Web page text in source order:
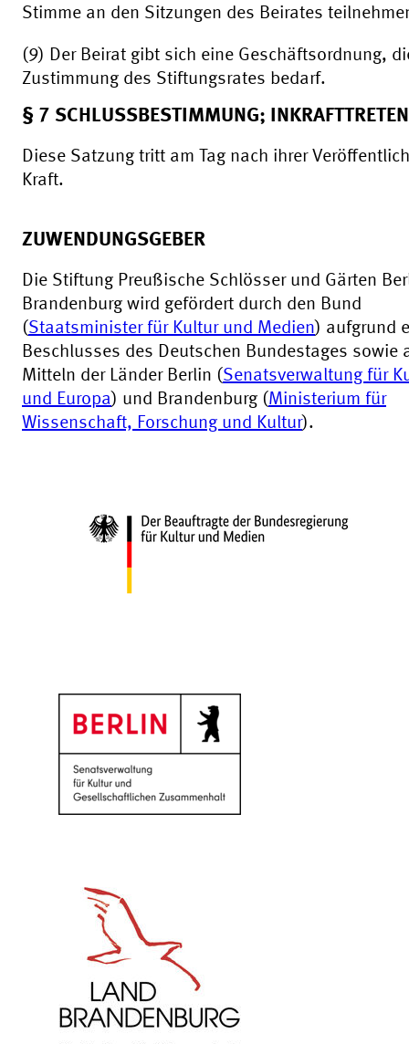
Stimme an den Sitzungen des Beirates
(9) Der Beirat gibt sich eine Geschäftsordnung,
Zustimmung des Stiftungsrates bedarf.
§ 7 SCHLUSSBESTIMMUNG; INKRAFTTRETEN
Diese Satzung tritt am Tag nach ihrer
Kraft.
ZUWENDUNGSGEBER
Die Stiftung Preußische Schlösser und Gärten
Brandenburg wird gefördert durch den Bund
(Staatsminister für Kultur und Medien) aufgrund
Beschlusses des Deutschen Bundestages sowie
Mitteln der Länder Berlin (Senatsverwaltung für
und Europa) und Brandenburg (Ministerium für
Wissenschaft, Forschung und Kultur).